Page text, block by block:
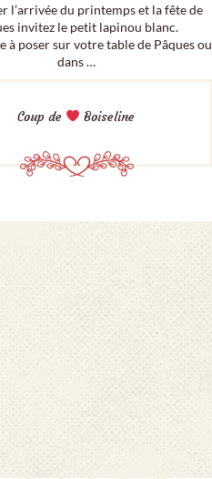
l’arrivée du printemps et la fête de
invitez le petit lapinou blanc.
à poser sur votre table de Pâques ou
dans …
Coup de Boiseline